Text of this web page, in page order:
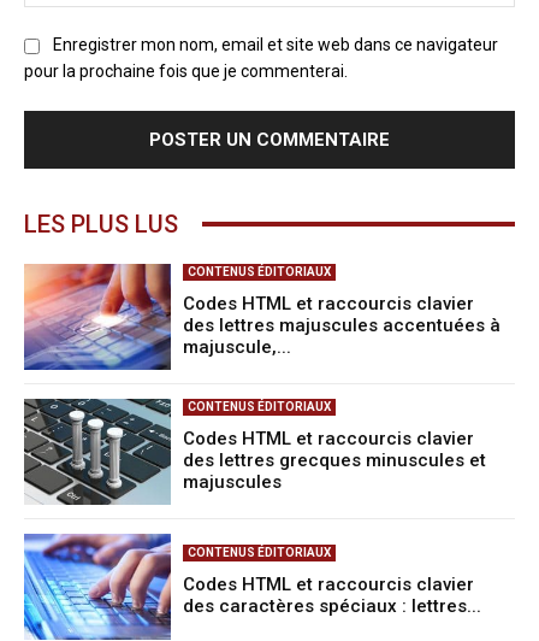
Enregistrer mon nom, email et site web dans ce navigateur
pour la prochaine fois que je commenterai.
LES PLUS LUS
CONTENUS ÉDITORIAUX
Codes HTML et raccourcis clavier
des lettres majuscules accentuées à
majuscule,...
CONTENUS ÉDITORIAUX
Codes HTML et raccourcis clavier
des lettres grecques minuscules et
majuscules
CONTENUS ÉDITORIAUX
Codes HTML et raccourcis clavier
des caractères spéciaux : lettres...